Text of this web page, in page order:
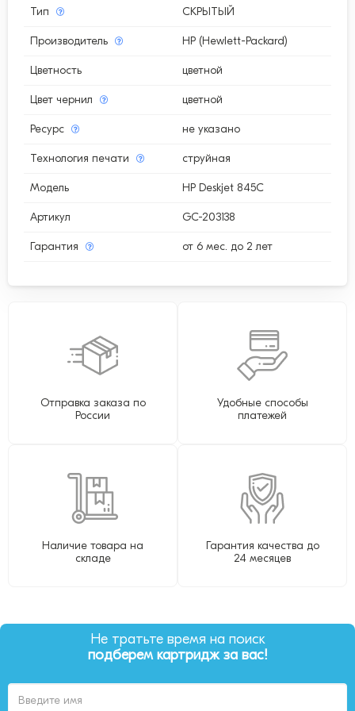
Тип СКРЫТЫЙ
Производитель HP (Hewlett-Packard)
Цветность цветной
Цвет чернил цветной
Ресурс не указано
Технология печати струйная
Модель HP Deskjet 845C
Артикул GC-203138
Гарантия от 6 мес. до 2 лет
Отправка заказа по
России
Удобные способы
платежей
Наличие товара на
складе
Гарантия качества до
24 месяцев
Не тратьте время на поиск
подберем картридж за вас!